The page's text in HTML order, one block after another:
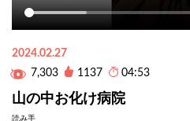
2024.02.27
7,303
1137 04:53
山の中お化け病院
読み手